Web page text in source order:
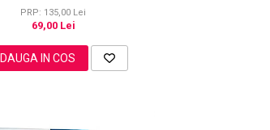
PRP: 135,00 Lei
69,00 Lei
IN COS